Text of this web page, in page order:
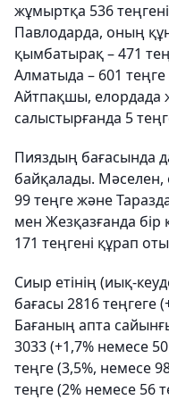
жұмыртқа 536
Павлодарда, оның
қымбатырақ – 471
Алматыда – 601
Айтпақшы, елордада
салыстырғанда 5
Пияздың бағасында
байқалады. Мәселен,
99 теңге және
мен Жезқазғанда бір
171 теңгені құрап
Сиыр етінің (иық-
бағасы 2816 теңгеге
Бағаның апта
3033 (+1,7% немесе
теңге (3,5%, немесе
теңге (2% немесе 56